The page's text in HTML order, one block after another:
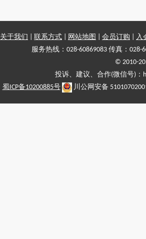
关于我们 联系方式 网站地图 会员订购
入
服务热线：028-60869083 传真：028-
© 2010-
投诉、建议、合作(微信号)
蜀ICP备10200885号
川公网安备